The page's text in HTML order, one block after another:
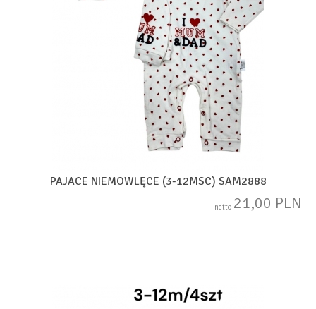
PAJACE NIEMOWLĘCE (3-12MSC) SAM2888
netto 21,00 PLN